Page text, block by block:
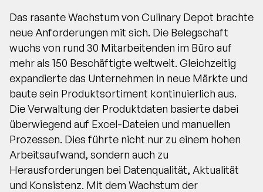
Das rasante Wachstum von Culinary Depot brachte
neue Anforderungen mit sich. Die Belegschaft
wuchs von rund 30 Mitarbeitenden im Büro auf
mehr als 150 Beschäftigte weltweit. Gleichzeitig
expandierte das Unternehmen in neue Märkte und
baute sein Produktsortiment kontinuierlich aus.
Die Verwaltung der Produktdaten basierte dabei
überwiegend auf Excel-Dateien und manuellen
Prozessen. Dies führte nicht nur zu einem hohen
Arbeitsaufwand, sondern auch zu
Herausforderungen bei Datenqualität, Aktualität
und Konsistenz. Mit dem Wachstum der